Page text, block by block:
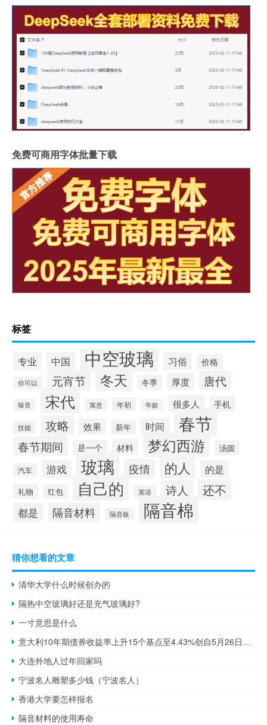
免费可商用字体批量下载
标签
专业 中国 中空玻璃 习俗 价格
你可以 元宵节 冬天 冬季 厚度 唐代
噪音 宋代 寓意 年初 年龄 很多人 手机
技能 攻略 效果 新年 时间 春节
春节期间 是一个 材料 梦幻西游 汤圆
汽车 游戏 玻璃 疫情 的人 的是
礼物 红包 自己的 英语 诗人 还不
都是 隔音材料 隔音板 隔音棉
猜你想看的文章
清华大学什么时候创办的
隔热中空玻璃好还是充气玻璃好?
一寸意思是什么
意大利10年期债券收益率上升15个基点至4.43%创自5月26日以来新高
大连外地人过年回家吗
宁波名人雕塑多少钱（宁波名人）
香港大学要怎样报名
隔音材料的使用寿命